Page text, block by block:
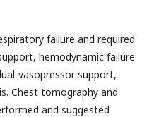
failure and required
hemodynamic failure
vasopressor support,
Chest tomography and
and suggested